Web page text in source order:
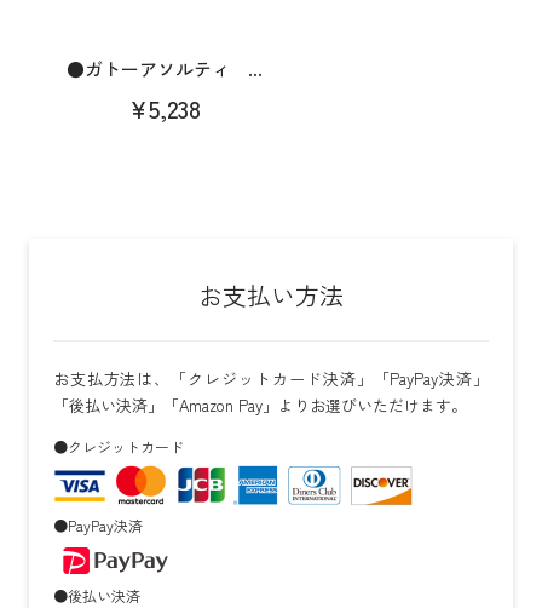
●ガトーアソルティ ...
¥5,238
お支払い方法
お支払方法は、「クレジットカード決済」「PayPay決済」
「後払い決済」「Amazon Pay」よりお選びいただけます。
●クレジットカード
●PayPay決済
●後払い決済